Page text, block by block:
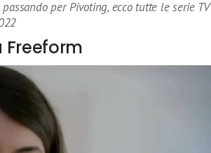
per Pivoting, ecco tutte le serie TV
Freeform